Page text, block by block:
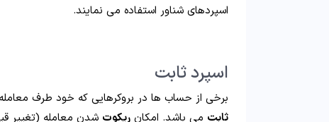
اسپردهای شناور استفاده می نمایند.
اسپرد ثابت
برخی از حساب ها در بروکرهایی که خود طرف
ثابت می باشد. امکان ریکوت شدن معامله (تغییر